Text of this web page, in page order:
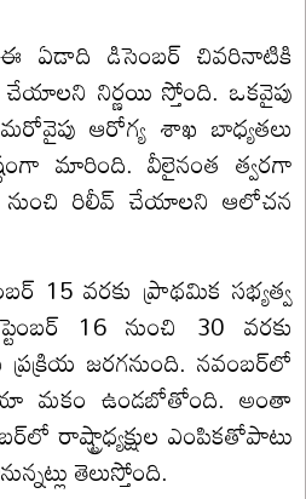
ఏడాది డిసెంబర్ చివరినాటికి
చేయాలని నిర్ణయి స్తోంది. ఒకవైపు
మరోవైపు ఆరోగ్య‌ శాఖ బాధ్యతలు
మారింది. వీలైనంత త్వరగా
నుంచి రిలీవ్ చేయాలని ఆలోచన
15 వరకు ప్రాథమిక సభ్యత్వ
16 నుంచి 30 వరకు
జరగనుంది. నవంబర్‌లో
మకం ఉండబోతోంది. అంతా
రాష్ట్రాధ్యక్షుల ఎంపికతోపాటు
తెలుస్తోంది.